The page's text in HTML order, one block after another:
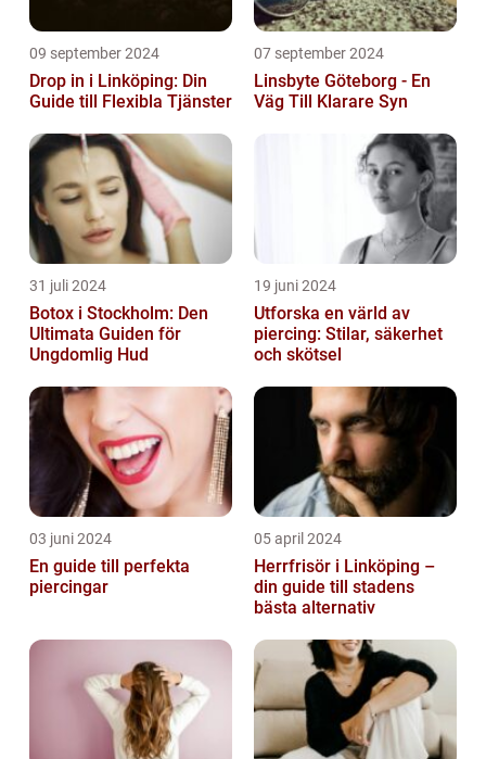
09 september 2024
Drop in i Linköping: Din
Guide till Flexibla Tjänster
07 september 2024
Linsbyte Göteborg - En
Väg Till Klarare Syn
31 juli 2024
Botox i Stockholm: Den
Ultimata Guiden för
Ungdomlig Hud
19 juni 2024
Utforska en värld av
piercing: Stilar, säkerhet
och skötsel
03 juni 2024
En guide till perfekta
piercingar
05 april 2024
Herrfrisör i Linköping –
din guide till stadens
bästa alternativ